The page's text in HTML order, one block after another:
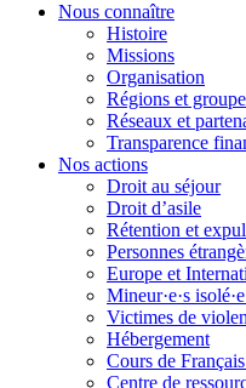
Nous connaître
Histoire
Missions
Organisation
Régions et
Réseaux et
Transparence
Nos actions
Droit au séjour
Droit d’asile
Rétention et
Personnes
Europe et
Mineur·e·s
Victimes de
Hébergement
Cours de
Centre de